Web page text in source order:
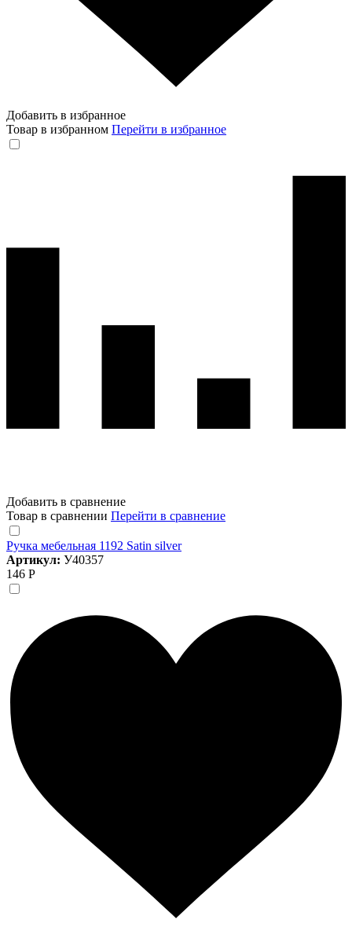
Добавить в избранное
Товар в избранном Перейти в избранное
Добавить в сравнение
Товар в сравнении Перейти в сравнение
Ручка мебельная 1192 Satin silver
Артикул: У40357
146 Р